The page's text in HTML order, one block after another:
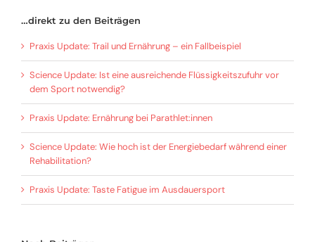
…direkt zu den Beiträgen
Praxis Update: Trail und Ernährung – ein Fallbeispiel
Science Update: Ist eine ausreichende Flüssigkeitszufuhr vor
dem Sport notwendig?
Praxis Update: Ernährung bei Parathlet:innen
Science Update: Wie hoch ist der Energiebedarf während einer
Rehabilitation?
Praxis Update: Taste Fatigue im Ausdauersport